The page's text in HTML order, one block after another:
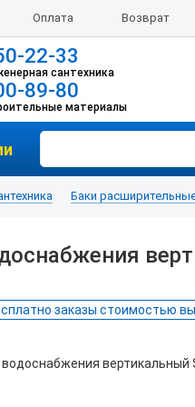
Оплата Возврат
22-33
сантехника
89-80
материалы
Баки
заказы стоимостью